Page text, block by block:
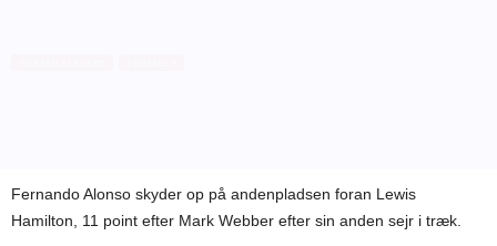
Fernando Alonso skyder op på andenpladsen foran Lewis
Hamilton, 11 point efter Mark Webber efter sin anden sejr i træk.